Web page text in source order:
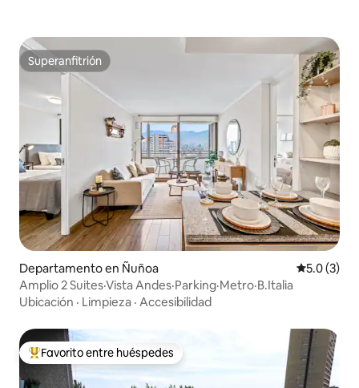
Superanfitrión
Superanfitrión
Departamento en Ñuñoa
5.0 (3)
Amplio 2 Suites·Vista Andes·Parking·Metro·B.Italia
Ubicación · Limpieza · Accesibilidad
De los mejores en Favorito entre huéspedes
Favorito entre huéspedes